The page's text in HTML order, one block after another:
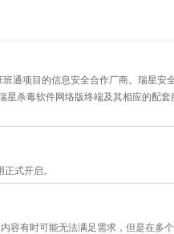
通项目的信息安全合作厂商。瑞星安
星杀毒软件网络版终端及其相应的配套
式开启。
容有时可能无法满足需求，但是在多个